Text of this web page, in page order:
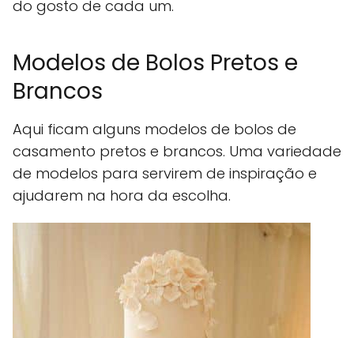
do gosto de cada um.
Modelos de Bolos Pretos e
Brancos
Aqui ficam alguns modelos de bolos de
casamento pretos e brancos. Uma variedade
de modelos para servirem de inspiração e
ajudarem na hora da escolha.